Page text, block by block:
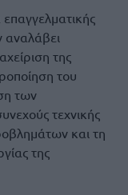
αναλάβει
της
του
των
τεχνικής
και τη
της